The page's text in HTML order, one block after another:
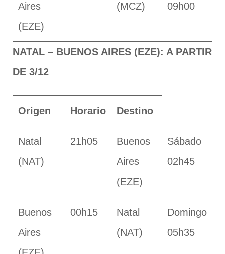
Aires
(EZE)
(MCZ)
09h00
NATAL – BUENOS AIRES (EZE): A PARTIR
DE 3/12
Origen Horario Destino
Natal
(NAT)
21h05
Buenos
Aires
(EZE)
Sábado
02h45
Buenos
Aires
00h15
Natal
(NAT)
Domingo
05h35